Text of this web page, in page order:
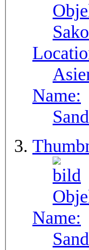
Name:
Name: